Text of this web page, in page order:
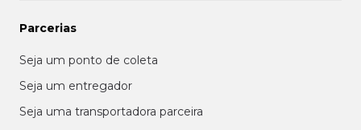
Parcerias
Seja um ponto de coleta
Seja um entregador
Seja uma transportadora parceira